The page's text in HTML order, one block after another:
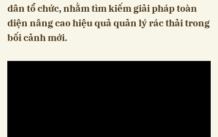
dân tổ chức, nhằm tìm kiếm giải pháp toàn
diện nâng cao hiệu quả quản lý rác thải trong
bối cảnh mới.